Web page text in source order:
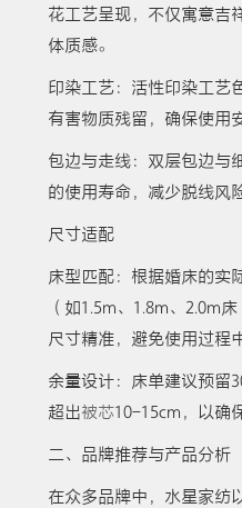
花工艺呈现，不仅寓意吉
体质感。
印染工艺：活性印染工艺
有害物质残留，确保使用
包边与走线：双层包边与
的使用寿命，减少脱线风
尺寸适配
床型匹配：根据婚床的实
（如1.5m、1.8m、2.0m
尺寸精准，避免使用过程
余量设计：床单建议预留
超出被芯10-15cm，以确
二、品牌推荐与产品分析
在众多品牌中，水星家纺